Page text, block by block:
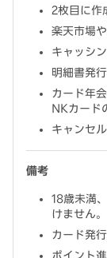
2枚目に作
楽天市場
キャッシ
明細書発
カード年
NKカード
キャンセ
備考
18歳未満
けません。
カード発